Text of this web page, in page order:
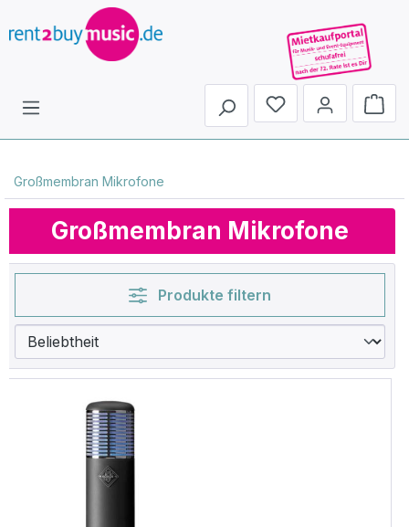
Du hast 0 Produkte
Großmembran Mikrofone
Großmembran Mikrofone
Produkte filtern